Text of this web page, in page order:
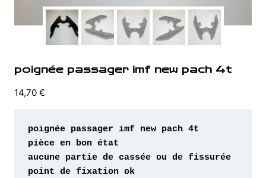
poignée passager imf new pach 4t
14,70 €